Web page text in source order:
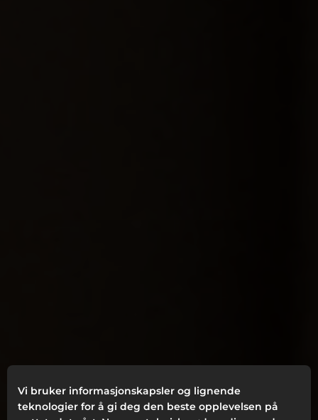
Vi bruker informasjonskapsler og lignende
teknologier for å gi deg den beste opplevelsen på